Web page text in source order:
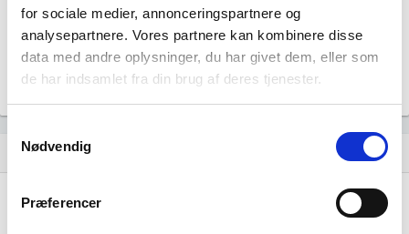
for sociale medier, annonceringspartnere og
analysepartnere. Vores partnere kan kombinere disse
data med andre oplysninger, du har givet dem, eller som
de har indsamlet fra din brug af deres tjenester.
Nødvendig
Præferencer
hourglass_empty Historisk udvikling af rollerne
hourglass_full 01. marts, 2026